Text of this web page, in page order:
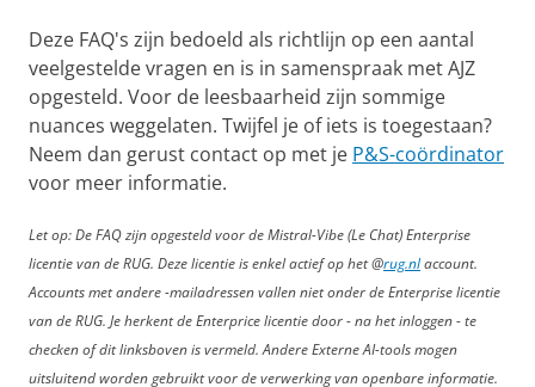
Deze FAQ's zijn bedoeld als richtlijn op een aantal
veelgestelde vragen en is in samenspraak met AJZ
opgesteld. Voor de leesbaarheid zijn sommige
nuances weggelaten. Twijfel je of iets is toegestaan?
Neem dan gerust contact op met je P&S-coördinator
voor meer informatie.
Let op: De FAQ zijn opgesteld voor de Mistral-Vibe (Le Chat) Enterprise
licentie van de RUG. Deze licentie is enkel actief op het @rug.nlaccount.
Accounts met andere -mailadressen vallen niet onder de Enterprise licentie
van de RUG. Je herkent de Enterprice licentie door - na het inloggen - te
checken of dit linksboven is vermeld. Andere Externe AI-tools mogen
uitsluitend worden gebruikt voor de verwerking van openbare informatie.